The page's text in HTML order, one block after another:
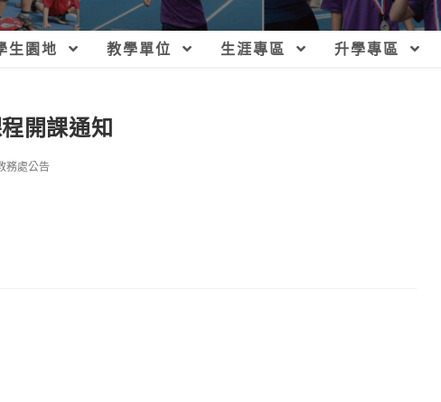
生園地 教學單位 生涯專區 升學專區
開課通知
務處公告